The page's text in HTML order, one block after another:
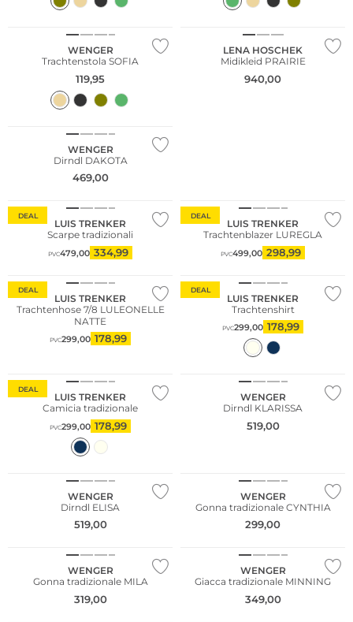
WENGER
Trachtenstola SOFIA
119,95
Noi ♡ Austria
LENA HOSCHEK
Midikleid PRAIRIE
940,00
WENGER
Dirndl DAKOTA
469,00
DEAL
LUIS TRENKER
Scarpe tradizionali
PVC479,00 334,99
DEAL
LUIS TRENKER
Trachtenblazer LUREGLA
PVC499,00 298,99
DEAL
LUIS TRENKER
Trachtenhose 7/8 LULEONELLE
NATTE
PVC299,00 178,99
DEAL
LUIS TRENKER
Trachtenshirt
PVC299,00 178,99
DEAL
LUIS TRENKER
Camicia tradizionale
PVC299,00 178,99
WENGER
Dirndl KLARISSA
519,00
WENGER
Dirndl ELISA
519,00
WENGER
Gonna tradizionale CYNTHIA
299,00
WENGER
Gonna tradizionale MILA
319,00
WENGER
Giacca tradizionale MINNING
349,00